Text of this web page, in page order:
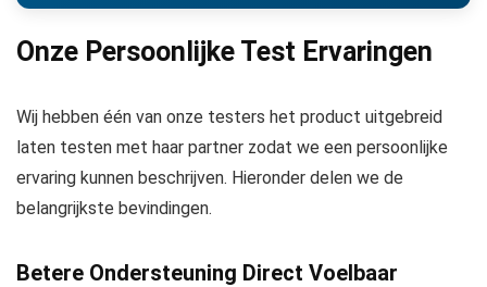
Onze Persoonlijke Test Ervaringen
Wij hebben één van onze testers het product uitgebreid
laten testen met haar partner zodat we een persoonlijke
ervaring kunnen beschrijven. Hieronder delen we de
belangrijkste bevindingen.
Betere Ondersteuning Direct Voelbaar